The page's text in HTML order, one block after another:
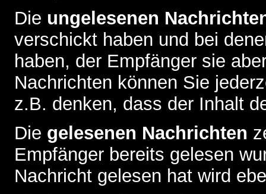
Die ungelesenen
verschickt haben und bei
haben, der Empfänger sie
Nachrichten können Sie
z.B. denken, dass der Inhalt
Die gelesenen Nachrichten
Empfänger bereits gelesen
Nachricht gelesen hat wird